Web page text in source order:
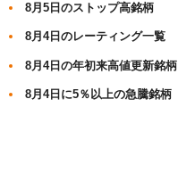
8月5日のストップ高銘柄
8月4日のレーティング一覧
8月4日の年初来高値更新銘柄
8月4日に5％以上の急騰銘柄